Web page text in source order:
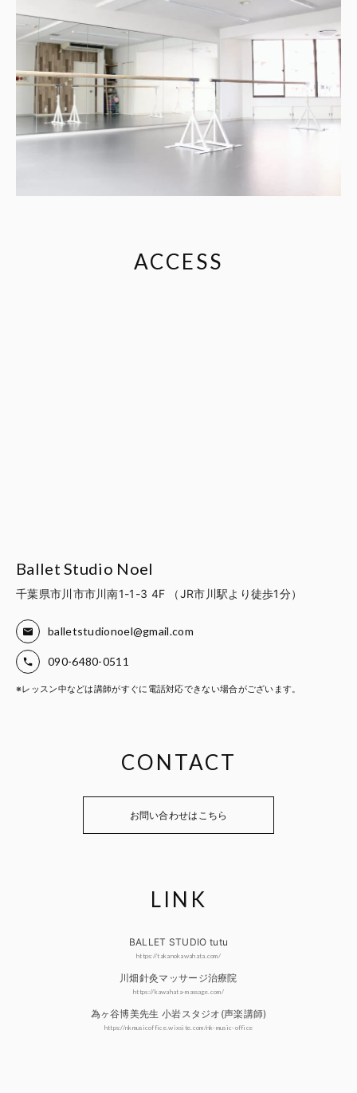
ACCESS
Ballet Studio Noel
千葉県市川市市川南1-1-3 4F （JR市川駅より徒歩1分）
balletstudionoel@gmail.com
090-6480-0511
※レッスン中などは講師がすぐに電話対応できない場合がございます。
CONTACT
お問い合わせはこちら
LINK
BALLET STUDIO tutu
https://takanokawahata.com/
川畑針灸マッサージ治療院
https://kawahata-massage.com/
為ヶ谷博美先生 小岩スタジオ(声楽講師)
https://nkmusicoffice.wixsite.com/nk-music-office